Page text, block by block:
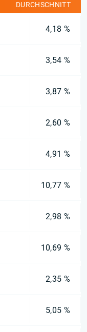
DURCHSCHNITT
4,18 %
3,54 %
3,87 %
2,60 %
4,91 %
10,77 %
2,98 %
10,69 %
2,35 %
5,05 %